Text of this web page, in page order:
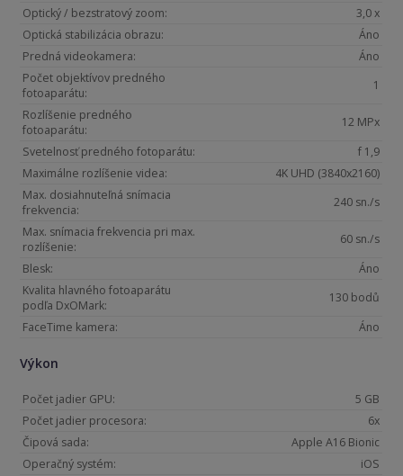
Optický / bezstratový zoom:
3,0 x
Optická stabilizácia obrazu:
Áno
Predná videokamera:
Áno
Počet objektívov predného
fotoaparátu:
1
Rozlíšenie predného
fotoaparátu:
12 MPx
Svetelnosť predného fotoparátu:
f 1,9
Maximálne rozlíšenie videa:
4K UHD (3840x2160)
Max. dosiahnuteľná snímacia
frekvencia:
240 sn./s
Max. snímacia frekvencia pri max.
rozlíšenie:
60 sn./s
Blesk:
Áno
Kvalita hlavného fotoaparátu
podľa DxOMark:
130 bodů
FaceTime kamera:
Áno
Výkon
Počet jadier GPU:
5 GB
Počet jadier procesora:
6x
Čipová sada:
Apple A16 Bionic
Operačný systém:
iOS